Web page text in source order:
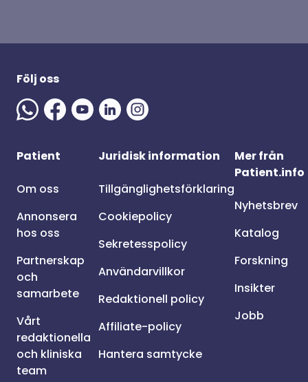
Följ oss
Patient
Om oss
Annonsera
hos oss
Partnerskap
och
samarbete
Vårt
redaktionella
och kliniska
team
Juridisk information
Tillgänglighetsförklaring
Cookiepolicy
Sekretesspolicy
Användarvillkor
Redaktionell policy
Affiliate-policy
Hantera samtycke
Mer från
Patient.info
Nyhetsbrev
Katalog
Forskning
Insikter
Jobb